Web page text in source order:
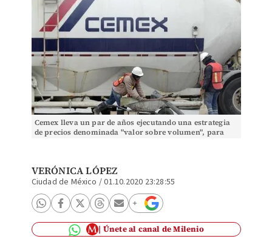
Cemex lleva un par de años ejecutando una estrategia
de precios denominada "valor sobre volumen", para
VERÓNICA LÓPEZ
Ciudad de México /01.10.2020 23:28:55
Únete al canal de Milenio